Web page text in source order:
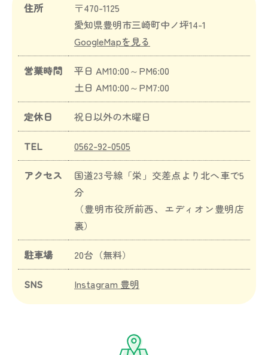
住所
〒470-1125
愛知県豊明市三崎町中ノ坪14-1
GoogleMapを見る
営業時間
平日 AM10:00～PM6:00
土日 AM10:00～PM7:00
定休日 祝日以外の木曜日
TEL 0562-92-0505
アクセス
国道23号線「栄」交差点より北へ車で5
分
（豊明市役所前西、エディオン豊明店
裏）
駐車場 20台（無料）
SNS Instagram 豊明